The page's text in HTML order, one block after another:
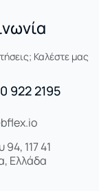
Καλέστε μας
922 2195
94, 117 41
Ελλάδα